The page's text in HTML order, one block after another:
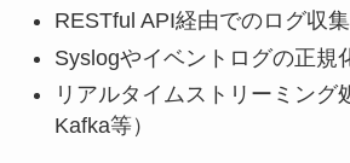
RESTful API経由でのログ収集
Syslogやイベントログの正規
リアルタイムストリーミング
Kafka等）